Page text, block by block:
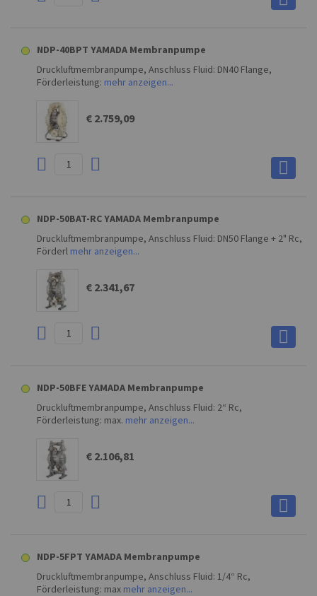
NDP-40BPT YAMADA Membranpumpe
Druckluftmembranpumpe, Anschluss Fluid: DN40 Flange,
Förderleistung: mehr anzeigen...
€ 2.759,09
NDP-50BAT-RC YAMADA Membranpumpe
Druckluftmembranpumpe, Anschluss Fluid: DN50 Flange + 2" Rc,
Förderl mehr anzeigen...
€ 2.341,67
NDP-50BFE YAMADA Membranpumpe
Druckluftmembranpumpe, Anschluss Fluid: 2“ Rc,
Förderleistung: max. mehr anzeigen...
€ 2.106,81
NDP-5FPT YAMADA Membranpumpe
Druckluftmembranpumpe, Anschluss Fluid: 1/4“ Rc,
Förderleistung: max mehr anzeigen...